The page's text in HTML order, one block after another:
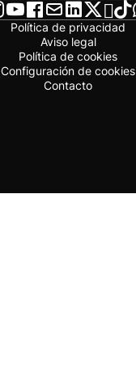
Política de privacidad
Aviso legal
Política de cookies
Configuración de cookies
Contacto